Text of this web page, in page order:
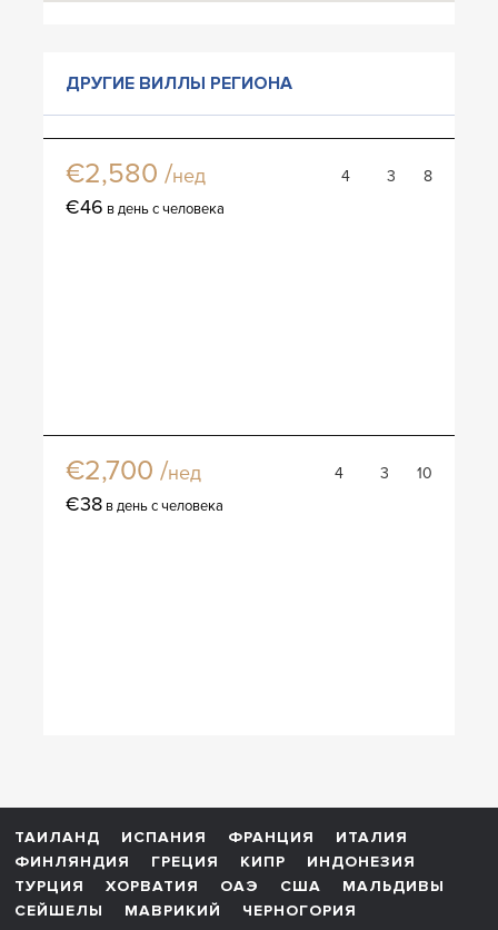
ДРУГИЕ ВИЛЛЫ РЕГИОНА
Вилла Кристина
€2,580 /нед 4 3 8
€46 в день с человека
€2,700 /нед 4 3 10
€38 в день с человека
ТАИЛАНД ИСПАНИЯ ФРАНЦИЯ
ИТАЛИЯ
ФИНЛЯНДИЯ
ГРЕЦИЯ КИПР
ИНДОНЕЗИЯ
ТУРЦИЯ
ХОРВАТИЯ ОАЭ США
МАЛЬДИВЫ
СЕЙШЕЛЫ
МАВРИКИЙ ЧЕРНОГОРИЯ